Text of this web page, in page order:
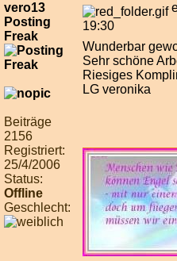
vero13
Posting
Freak
Beiträge
2156
Registriert:
25/4/2006
Status:
Offline
Geschlecht:
19:30
Wunderbar
Sehr schöne
Riesiges
LG veronika